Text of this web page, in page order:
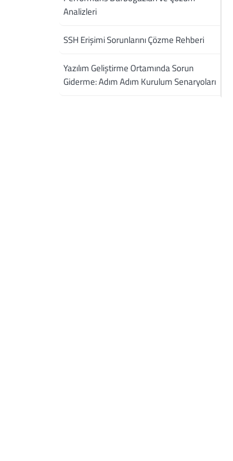
Analizleri
SSH Erişimi Sorunlarını Çözme Rehberi
Yazılım Geliştirme Ortamında Sorun
Giderme: Adım Adım Kurulum Senaryoları